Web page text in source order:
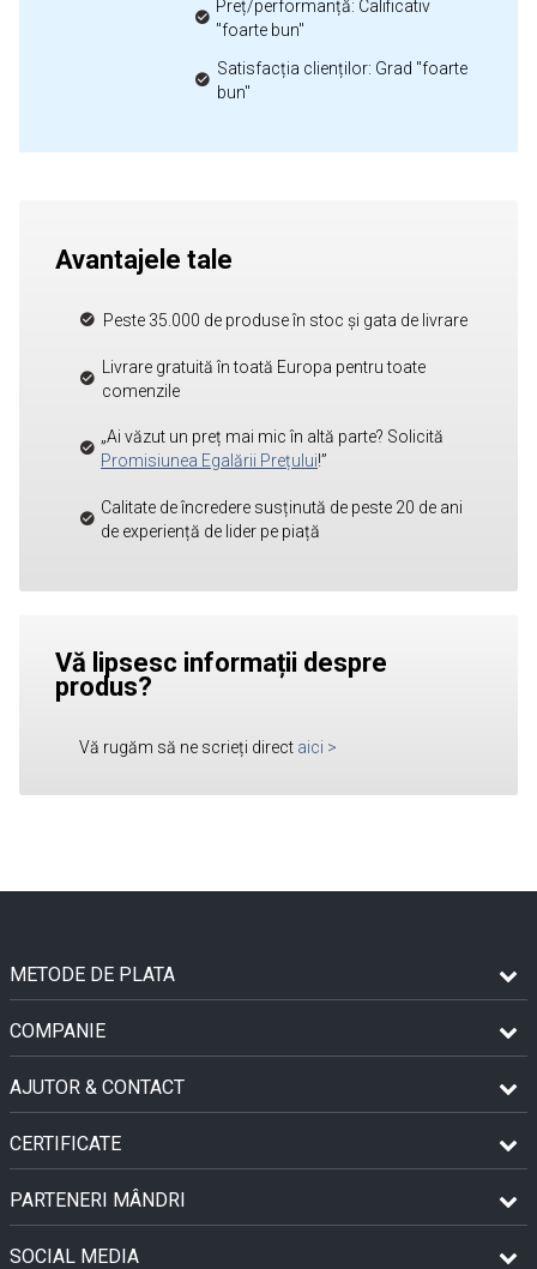
Preț/performanță: Calificativ
"foarte bun"
Satisfacția clienților: Grad "foarte
bun"
Avantajele tale
Peste 35.000 de produse în stoc și gata de livrare
Livrare gratuită în toată Europa pentru toate
comenzile
„Ai văzut un preț mai mic în altă parte? Solicită
Promisiunea Egalării Prețului!”
Calitate de încredere susținută de peste 20 de ani
de experiență de lider pe piață
Vă lipsesc informații despre
produs?
Vă rugăm să ne scrieți direct aici >
METODE DE PLATA
COMPANIE
AJUTOR & CONTACT
CERTIFICATE
PARTENERI MÂNDRI
SOCIAL MEDIA